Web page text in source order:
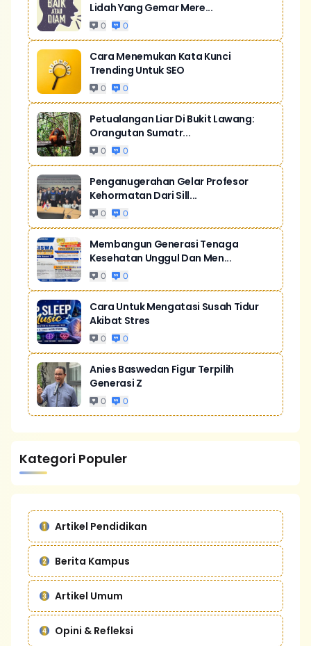
Lidah Yang Gemar Mere...
0 0
Cara Menemukan Kata Kunci
Trending Untuk SEO
0 0
Petualangan Liar Di Bukit Lawang:
Orangutan Sumatr...
0 0
Penganugerahan Gelar Profesor
Kehormatan Dari Sill...
0 0
Membangun Generasi Tenaga
Kesehatan Unggul Dan Men...
0 0
Cara Untuk Mengatasi Susah Tidur
Akibat Stres
0 0
Anies Baswedan Figur Terpilih
Generasi Z
0 0
Kategori Populer
Artikel Pendidikan
Berita Kampus
Artikel Umum
Opini & Refleksi